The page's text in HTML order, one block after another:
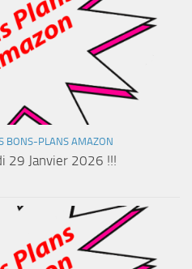
BONS-PLANS AMAZON
29 Janvier 2026 !!!